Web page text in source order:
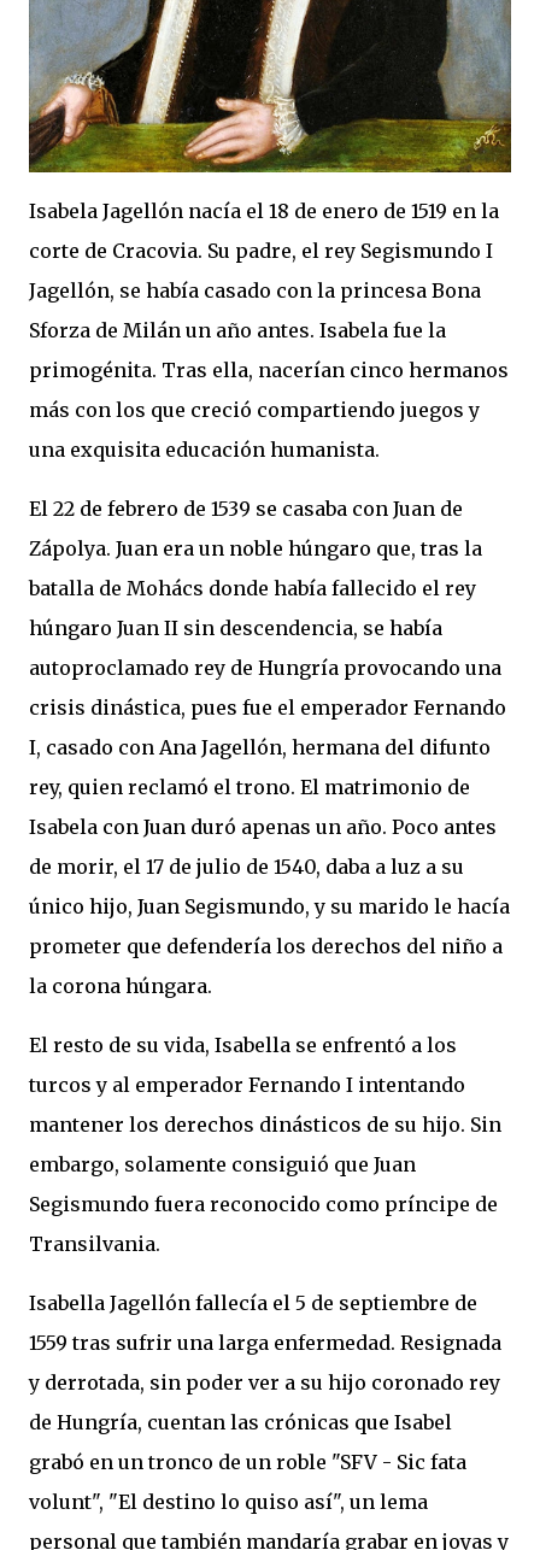
Isabela Jagellón nacía el 18 de enero de 1519 en la
corte de Cracovia. Su padre, el rey Segismundo I
Jagellón, se había casado con la princesa Bona
Sforza de Milán un año antes. Isabela fue la
primogénita. Tras ella, nacerían cinco hermanos
más con los que creció compartiendo juegos y
una exquisita educación humanista.
El 22 de febrero de 1539 se casaba con Juan de
Zápolya. Juan era un noble húngaro que, tras la
batalla de Mohács donde había fallecido el rey
húngaro Juan II sin descendencia, se había
autoproclamado rey de Hungría provocando una
crisis dinástica, pues fue el emperador Fernando
I, casado con Ana Jagellón, hermana del difunto
rey, quien reclamó el trono. El matrimonio de
Isabela con Juan duró apenas un año. Poco antes
de morir, el 17 de julio de 1540, daba a luz a su
único hijo, Juan Segismundo, y su marido le hacía
prometer que defendería los derechos del niño a
la corona húngara.
El resto de su vida, Isabella se enfrentó a los
turcos y al emperador Fernando I intentando
mantener los derechos dinásticos de su hijo. Sin
embargo, solamente consiguió que Juan
Segismundo fuera reconocido como príncipe de
Transilvania.
Isabella Jagellón fallecía el 5 de septiembre de
1559 tras sufrir una larga enfermedad. Resignada
y derrotada, sin poder ver a su hijo coronado rey
de Hungría, cuentan las crónicas que Isabel
grabó en un tronco de un roble "SFV - Sic fata
volunt", "El destino lo quiso así", un lema
personal que también mandaría grabar en joyas y